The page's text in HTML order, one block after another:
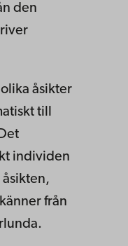
den
åsikter
till
individen
från